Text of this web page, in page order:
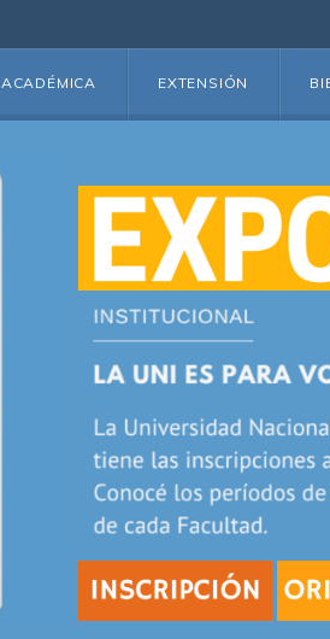
ACADÉMICA EXTENSIÓN